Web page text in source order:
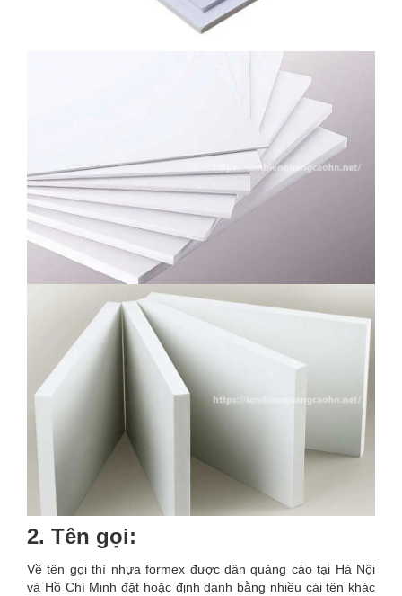
2. Tên gọi:
Về tên gọi thì nhựa formex được dân quảng cáo tại Hà Nội
và Hồ Chí Minh đặt hoặc định danh bằng nhiều cái tên khác